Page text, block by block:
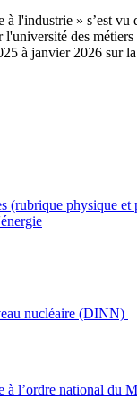
l'industrie » s’est
des
à janvier 2026 sur
(rubrique physique et
nucléaire (DINN)
à l’ordre national du